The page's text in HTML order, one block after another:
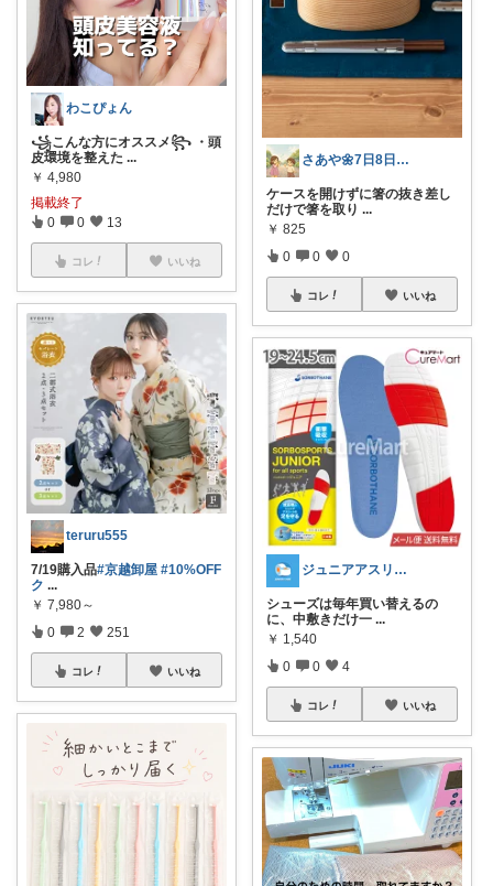
わこぴょん
꧁こんな方にオススメ꧂ ・頭
皮環境を整えた ...
￥ 4,980
掲載終了
0 0 13
コレ いいね
teruru555
7/19購入品#京越卸屋 #10%OFF
ク ...
￥ 7,980～
0 2 251
コレ いいね
さあや🌼7日8日有難うございます
ケースを開けずに箸の抜き差し
だけで箸を取り ...
￥ 825
0 0 0
コレ いいね
ジュニアアスリートのケア用品
シューズは毎年買い替えるの
に、中敷きだけ一 ...
￥ 1,540
0 0 4
コレ いいね